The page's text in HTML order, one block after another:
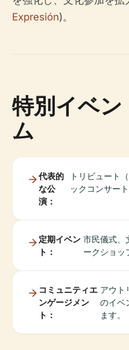
Expresión)。
特別イベ
ム
代表的
な公
演：
トリビュート
ックコンサー
定期イベン
ト：
市民儀式、
ークショッ
コミュニティエ
ンゲージメン
ト：
アウト
のイベ
ます。